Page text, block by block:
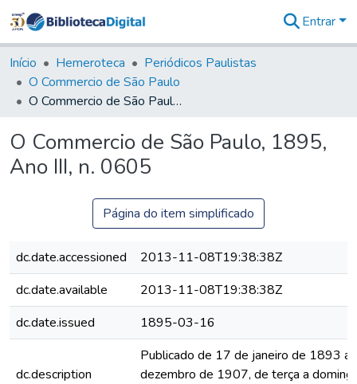
&
Coleções
Tudo na
Biblioteca
Estatísticas
Entrar
Início Hemeroteca
Periódicos Paulistas
O Commercio de São Paulo
O Commercio de São Paulo, 1895, Ano III, n. 0605
O Commercio de São Paulo, 1895,
Ano III, n. 0605
Página do item simplificado
dc.date.accessioned
2013-11-08T19:38:38Z
dc.date.available
2013-11-08T19:38:38Z
dc.date.issued
1895-03-16
dc.description
Publicado de 17 de janeiro de 1893 a
dezembro de 1907, de terça a